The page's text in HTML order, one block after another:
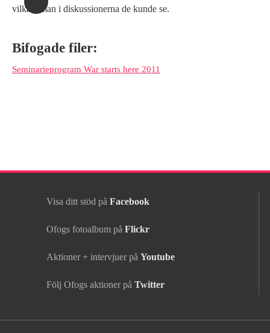
vilka teman i diskussionerna de kunde se.
Bifogade filer:
Seminarieprogram War starts here 2011
Visa ditt stöd på Facebook
Ofogs fotoalbum på Flickr
Aktioner + intervjuer på Youtube
Följ Ofogs aktioner på Twitter